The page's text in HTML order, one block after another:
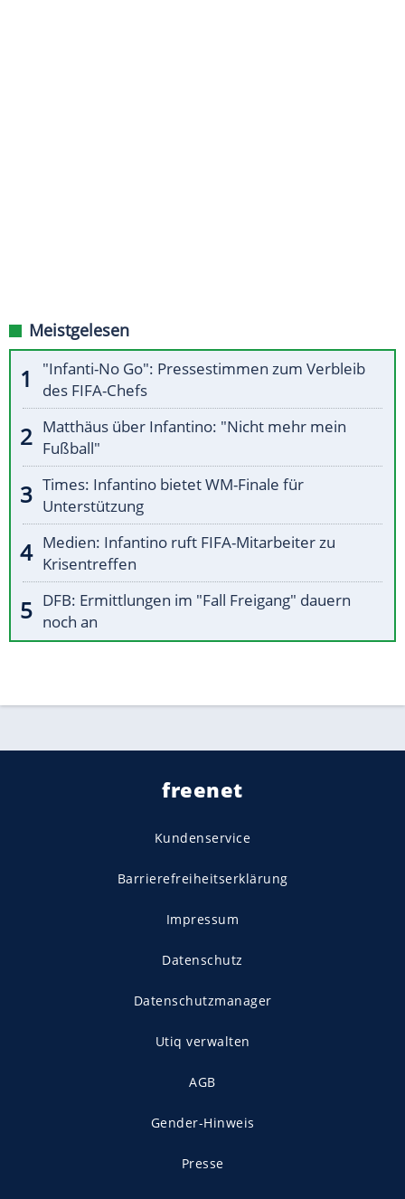
Meistgelesen
"Infanti-No Go": Pressestimmen zum Verbleib
des FIFA-Chefs
Matthäus über Infantino: "Nicht mehr mein
Fußball"
Times: Infantino bietet WM-Finale für
Unterstützung
Medien: Infantino ruft FIFA-Mitarbeiter zu
Krisentreffen
DFB: Ermittlungen im "Fall Freigang" dauern
noch an
freenet
Kundenservice
Barrierefreiheitserklärung
Impressum
Datenschutz
Datenschutzmanager
Utiq verwalten
AGB
Gender-Hinweis
Presse